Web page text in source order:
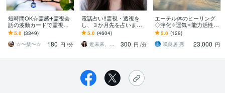
短時間OK☆霊感➕霊視会
話の波動カードで霊視し
ます 恋愛仕事家庭問題育
児など霊視とタロット解
決を紐解きます
5.0 (3349)
☆〜栞〜☆
180 円 /分
電話占い‼️霊視・透視を
し、３か月先を占います
！恋愛、複雑な恋愛、仕
事、人間関係、人生相談/
深層深く霊視
5.0 (4604)
近未来、遠未来を霊透視！！占い師 紗理奈
300 円 /分
エーテル体のヒーリング
◇浄化✧運気✧能力活性し
ます ☆エーテリックボデ
ィ・ヒーリング / 本質的回
復と能力開花☆
5.0 (129)
咲良居 秀
23,000 円